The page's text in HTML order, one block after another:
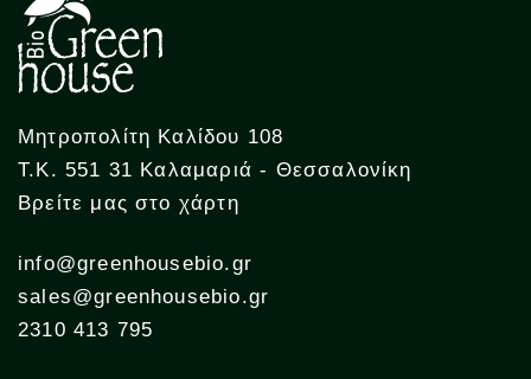
Μητροπολίτη Καλίδου 108
Τ.Κ. 551 31 Καλαμαριά - Θεσσαλονίκη
Βρείτε μας στο χάρτη
info@greenhousebio.gr
sales@greenhousebio.gr
2310 413 795